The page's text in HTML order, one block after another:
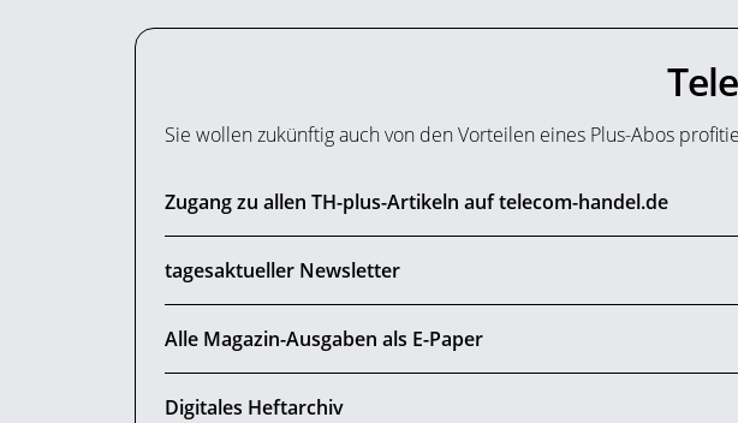
Sie wollen zukünftig auch von den Vorteilen eines Plus-Abos
Zugang zu allen TH-plus-Artikeln auf telecom-handel.de
tagesaktueller Newsletter
Alle Magazin-Ausgaben als E-Paper
Digitales Heftarchiv